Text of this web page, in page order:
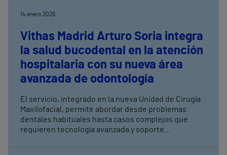
14 enero 2026
Vithas Madrid Arturo Soria integra
la salud bucodental en la atención
hospitalaria con su nueva área
avanzada de odontología
El servicio, integrado en la nueva Unidad de Cirugía
Maxilofacial, permite abordar desde problemas
dentales habituales hasta casos complejos que
requieren tecnología avanzada y soporte